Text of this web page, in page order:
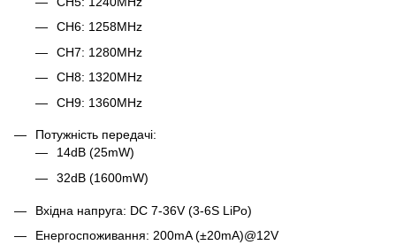
CH6: 1258MHz
CH7: 1280MHz
CH8: 1320MHz
CH9: 1360MHz
Потужність передачі:
14dB (25mW)
32dB (1600mW)
Вхідна напруга: DC 7-36V (3-6S LiPo)
Енергоспоживання: 200mA (±20mA)@12V